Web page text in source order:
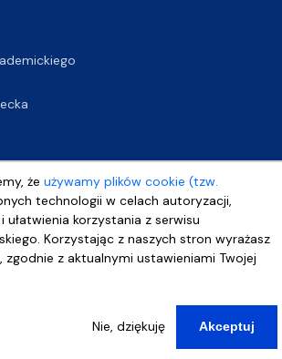
żeużywamy plików cookie (tzw.
technologii w celach autoryzacji,
korzystania z serwisu
Korzystając z naszych stron wyrażasz
zgodnie z aktualnymi ustawieniami Twojej
Nie, dziękuję Akceptuj